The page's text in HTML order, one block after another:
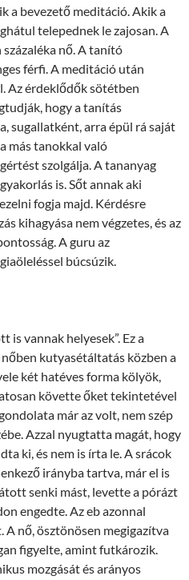
a bevezető meditáció. Akik a
telepednek le zajosan. A
nő. A tanító
férfi. A meditáció után
Az érdeklődők sötétben
hogy a tanítás
sugallatként, arra épül rá saját
más tanokkal való
szolgálja. A tananyag
is. Sőt annak aki
fogja majd. Kérdésre
kihagyása nem végzetes, és az
A guru az
búcsúzik.
is vannak helyesek”. Ez a
kutyasétáltatás közben a
két hatéves forma kölyök,
követte őket tekintetével
már az volt, nem szép
Azzal nyugtatta magát, hogy
ki, és nem is írta le. A srácok
irányba tartva, már el is
senki mást, levette a pórázt
engedte. Az eb azonnal
A nő, ösztönösen megigazítva
figyelte, amint futkározik.
mozgását és arányos